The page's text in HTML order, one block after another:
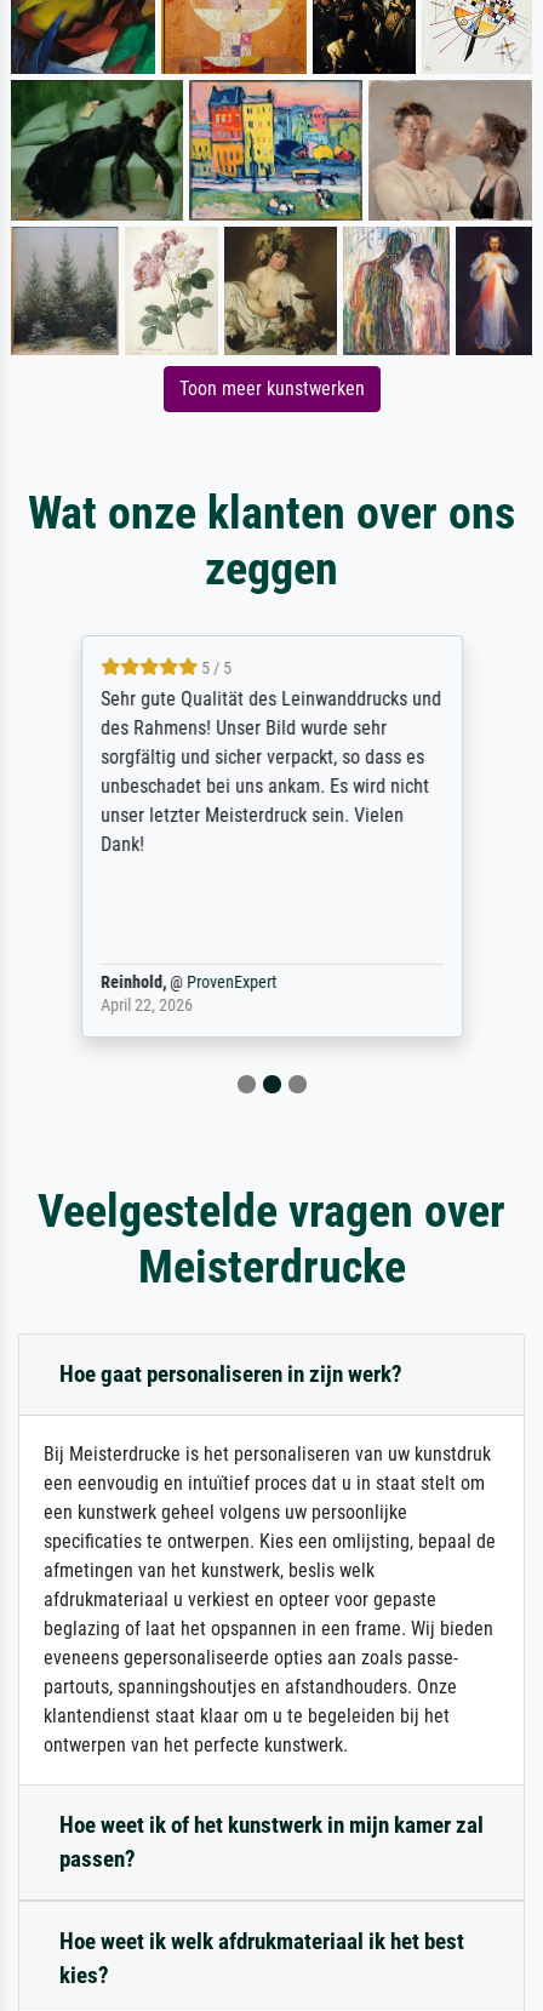
Toon meer kunstwerken
Wat onze klanten over ons
zeggen
5 / 5
Sehr gute Qualität des Leinwanddrucks und
des Rahmens! Unser Bild wurde sehr
sorgfältig und sicher verpackt, so dass es
unbeschadet bei uns ankam. Es wird nicht
unser letzter Meisterdruck sein. Vielen
Dank!
Reinhold,@ ProvenExpert
April 22, 2026
Veelgestelde vragen over
Meisterdrucke
Hoe gaat personaliseren in zijn werk?
Bij Meisterdrucke is het personaliseren van uw kunstdruk
een eenvoudig en intuïtief proces dat u in staat stelt om
een kunstwerk geheel volgens uw persoonlijke
specificaties te ontwerpen. Kies een omlijsting, bepaal de
afmetingen van het kunstwerk, beslis welk
afdrukmateriaal u verkiest en opteer voor gepaste
beglazing of laat het opspannen in een frame. Wij bieden
eveneens gepersonaliseerde opties aan zoals passe-
partouts, spanningshoutjes en afstandhouders. Onze
klantendienst staat klaar om u te begeleiden bij het
ontwerpen van het perfecte kunstwerk.
Hoe weet ik of het kunstwerk in mijn kamer zal
passen?
Hoe weet ik welk afdrukmateriaal ik het best
kies?